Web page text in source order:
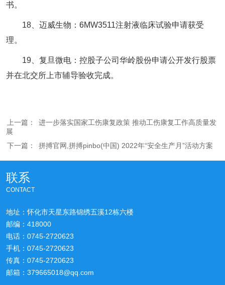
书。
18、迈威生物：6MW3511注射液临床试验申请获受
理。
19、复旦微电：控股子公司华岭股份申请公开发行股票
并在北交所上市辅导验收完成。
上一篇：
进一步落实国家工伤康复政策 推动工伤康复工作高质量发
展
下一篇：
拼搏官网,拼搏pinbo(中国) 2022年“安全生产月”活动方案
联系
CONTACT
地址：怀化市天星东路锦绣五溪12栋六楼
邮编：418000
电话：0745-2720623
手机：0745-2720623
传真：0745-2720623
邮箱：379665018@qq.com